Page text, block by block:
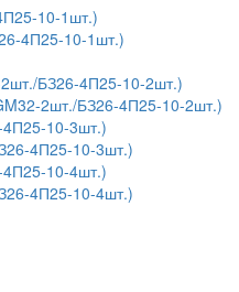
10-1шт.)
4П25-10-1шт.)
БЗ26-4П25-10-2шт.)
2шт./БЗ26-4П25-10-2шт.)
10-3шт.)
4П25-10-3шт.)
10-4шт.)
4П25-10-4шт.)